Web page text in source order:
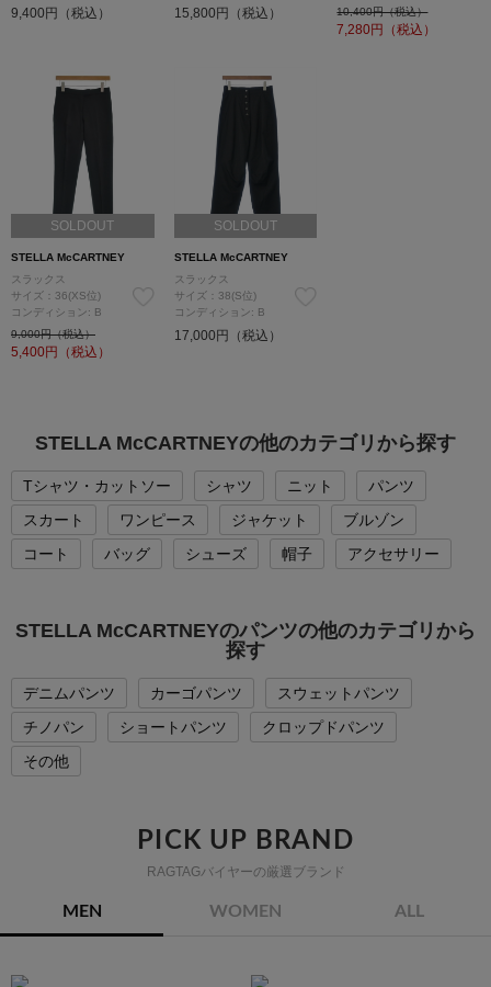
9,400円（税込） 15,800円（税込） 10,400円（税込）
7,280円（税込）
SOLDOUT
STELLA McCARTNEY
スラックス
サイズ：36(XS位)
コンディション: B
9,000円（税込）
5,400円（税込）
SOLDOUT
STELLA McCARTNEY
スラックス
サイズ：38(S位)
コンディション: B
17,000円（税込）
STELLA McCARTNEYの他のカテゴリから探す
Tシャツ・カットソー シャツ ニット
パンツ
スカート
ワンピース ジャケット
ブルゾン
コート
バッグ シューズ 帽子 アクセサリー
STELLA McCARTNEYのパンツの他のカテゴリから
探す
デニムパンツ カーゴパンツ
スウェットパンツ
チノパン
ショートパンツ
クロップドパンツ
その他
PICK UP BRAND
RAGTAGバイヤーの厳選ブランド
MEN WOMEN ALL